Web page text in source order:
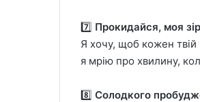
7️⃣ Прокидайся, моя
Я хочу, щоб кожен твій
я мрію про хвилину,
8️⃣ Солодкого